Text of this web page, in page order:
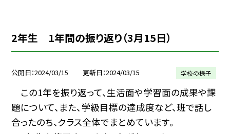
2年生 1年間の振り返り（3月15日）
公開日 2024/03/15 更新日 2024/03/15 学校の様子
この1年を振り返って、生活面や学習面の成果や課
題について、また、学級目標の達成度など、班で話し
合ったのち、クラス全体でまとめています。